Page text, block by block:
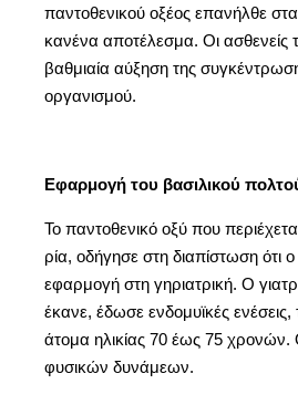
παντοθενικού οξέος επανήλθε
κανένα αποτέλεσμα. Οι ασθενείς
βαθμιαία αύξηση της
οργανισμού.
Εφαρμογή του βασιλικού
Το παντοθενικό οξύ που
ρία, οδήγησε στη διαπίστωση ότι
εφαρμογή στη γηριατρική. Ο
έκανε, έδωσε ενδομυϊκές
άτομα ηλικίας 70 έως 75 χρονών.
φυσικών δυνάμεων.